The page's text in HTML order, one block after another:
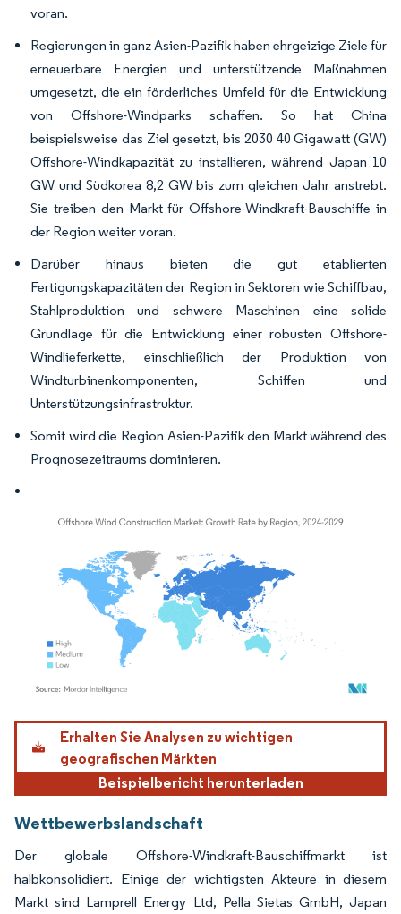
voran.
Regierungen in ganz Asien-Pazifik haben ehrgeizige Ziele für
erneuerbare Energien und unterstützende Maßnahmen
umgesetzt, die ein förderliches Umfeld für die Entwicklung
von Offshore-Windparks schaffen. So hat China
beispielsweise das Ziel gesetzt, bis 2030 40 Gigawatt (GW)
Offshore-Windkapazität zu installieren, während Japan 10
GW und Südkorea 8,2 GW bis zum gleichen Jahr anstrebt.
Sie treiben den Markt für Offshore-Windkraft-Bauschiffe in
der Region weiter voran.
Darüber hinaus bieten die gut etablierten
Fertigungskapazitäten der Region in Sektoren wie Schiffbau,
Stahlproduktion und schwere Maschinen eine solide
Grundlage für die Entwicklung einer robusten Offshore-
Windlieferkette, einschließlich der Produktion von
Windturbinenkomponenten, Schiffen und
Unterstützungsinfrastruktur.
Somit wird die Region Asien-Pazifik den Markt während des
Prognosezeitraums dominieren.
Bild © Mordor Intelligence. Wiederverwendung erfordert Namensnennung gemäß
Erhalten Sie Analysen zu wichtigen
geografischen Märkten
Beispielbericht herunterladen
Wettbewerbslandschaft
Der globale Offshore-Windkraft-Bauschiffmarkt ist
halbkonsolidiert. Einige der wichtigsten Akteure in diesem
Markt sind Lamprell Energy Ltd, Pella Sietas GmbH, Japan